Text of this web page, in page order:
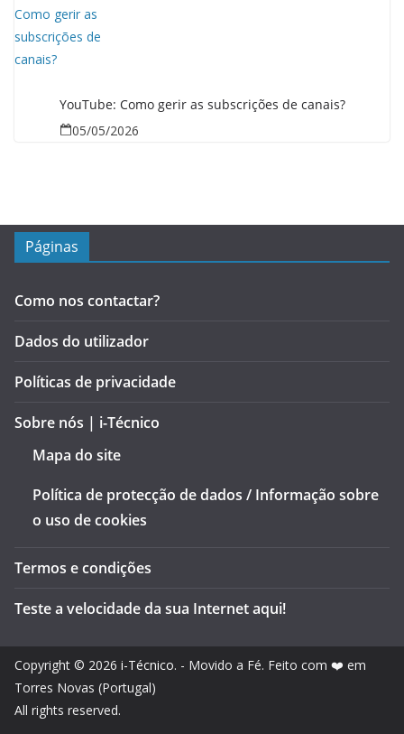
YouTube: Como gerir as subscrições de canais?
05/05/2026
Páginas
Como nos contactar?
Dados do utilizador
Políticas de privacidade
Sobre nós | i-Técnico
Mapa do site
Política de protecção de dados / Informação sobre
o uso de cookies
Termos e condições
Teste a velocidade da sua Internet aqui!
Copyright © 2026 i-Técnico. - Movido a Fé. Feito com ❤️ em
Torres Novas (Portugal)
All rights reserved.